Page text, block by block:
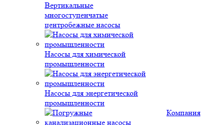
Вертикальные
многоступенчатые
центробежные насосы
Насосы для химической
промышленности
Насосы для энергетической
промышленности
Компания